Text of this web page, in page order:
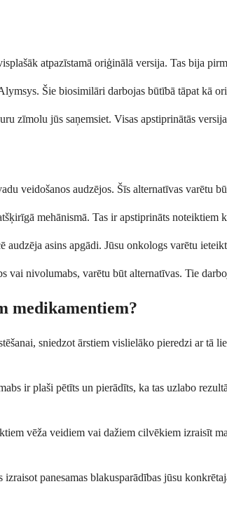
atpazīstamā oriģinālā versija. Tas bija
Šie biosimilāri darbojas būtībā tāpat kā
zīmolu jūs saņemsiet. Visas apstiprinātās
veidošanos audzējos. Šīs alternatīvas varētu
mehānismā. Tas ir apstiprināts noteiktiem
asins apgādi. Jūsu onkologs varētu
nivolumabs, varētu būt alternatīvas. Tie
medikamentiem?
sniedzot ārstiem vislielāko pieredzi ar tā
ir plaši pētīts un pierādīts, ka tas uzlabo
vēža veidiem vai dažiem cilvēkiem izraisīt
panesamas blakusparādības jūsu